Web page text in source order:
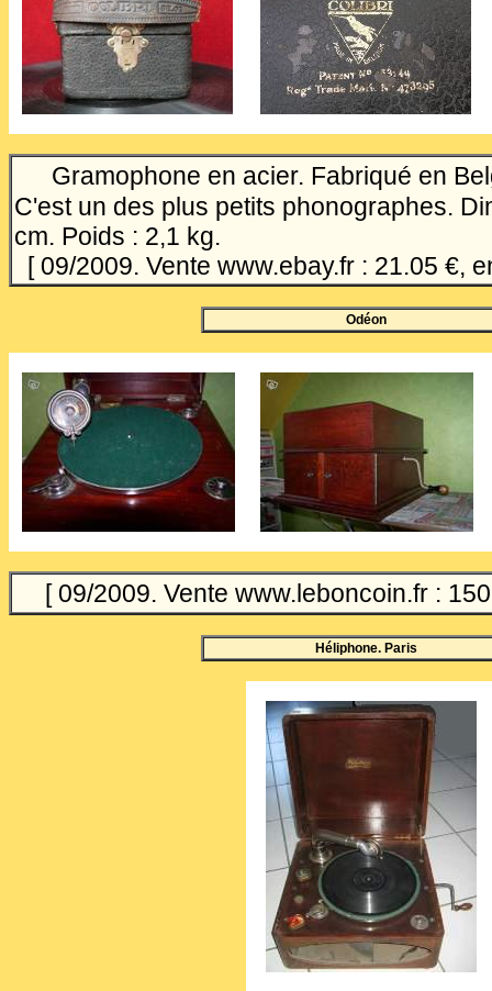
Gramophone en acier. Fabriqué en
C'est un des plus petits phonographes.
cm. Poids : 2,1 kg.
[ 09/2009. Vente www.ebay.fr : 21.05 €,
Odéon
[ 09/2009. Vente www.leboncoin.fr :
Héliphone. Paris